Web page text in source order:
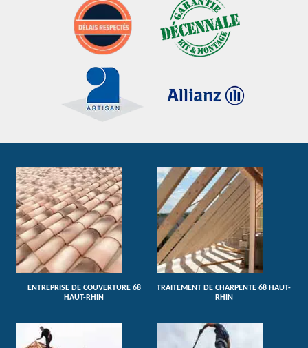
ENTREPRISE DE COUVERTURE 68
HAUT-RHIN
TRAITEMENT DE CHARPENTE 68 HAUT-
RHIN